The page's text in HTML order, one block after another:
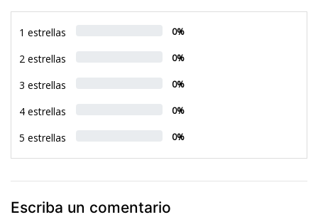
1 estrellas 0%
2 estrellas 0%
3 estrellas 0%
4 estrellas 0%
5 estrellas 0%
Escriba un comentario